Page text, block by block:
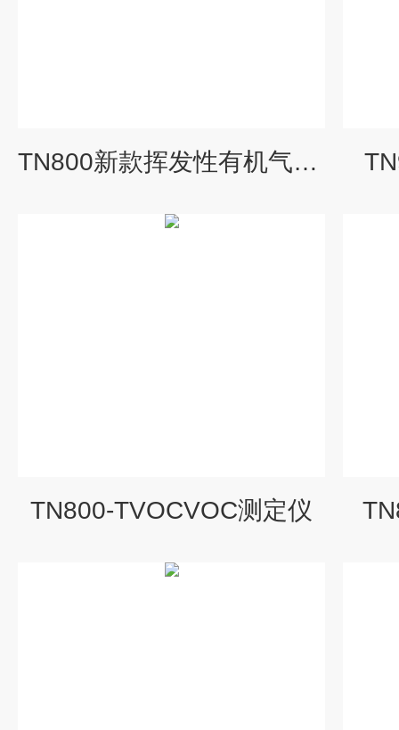
TN800新款挥发性有机气体检测仪
TN800-TVOCVOC测定仪